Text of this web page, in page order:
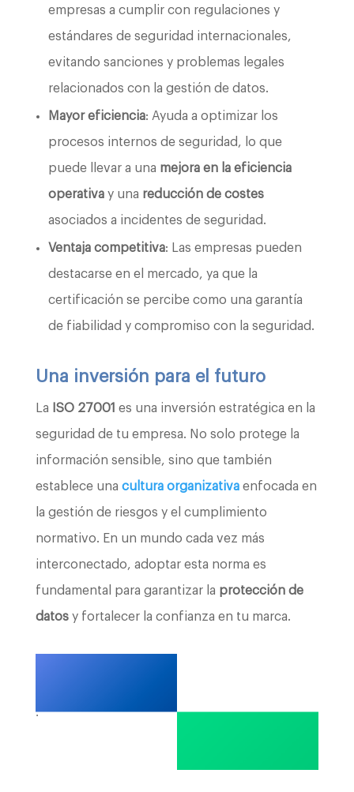
empresas a cumplir con regulaciones y
estándares de seguridad internacionales,
evitando sanciones y problemas legales
relacionados con la gestión de datos.
Mayor eficiencia: Ayuda a optimizar los
procesos internos de seguridad, lo que
puede llevar a una mejora en la eficiencia
operativay una reducción de costes
asociados a incidentes de seguridad.
Ventaja competitiva: Las empresas pueden
destacarse en el mercado, ya que la
certificación se percibe como una garantía
de fiabilidad y compromiso con la seguridad.
Una inversión para el futuro
La ISO 27001 es una inversión estratégica en la
seguridad de tu empresa. No solo protege la
información sensible, sino que también
establece una cultura organizativaenfocada en
la gestión de riesgos y el cumplimiento
normativo. En un mundo cada vez más
interconectado, adoptar esta norma es
fundamental para garantizar la protección de
datosy fortalecer la confianza en tu marca.
.